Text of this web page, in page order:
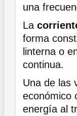
una
La
forma
linterna o
continua.
Una de las
económico
energía al